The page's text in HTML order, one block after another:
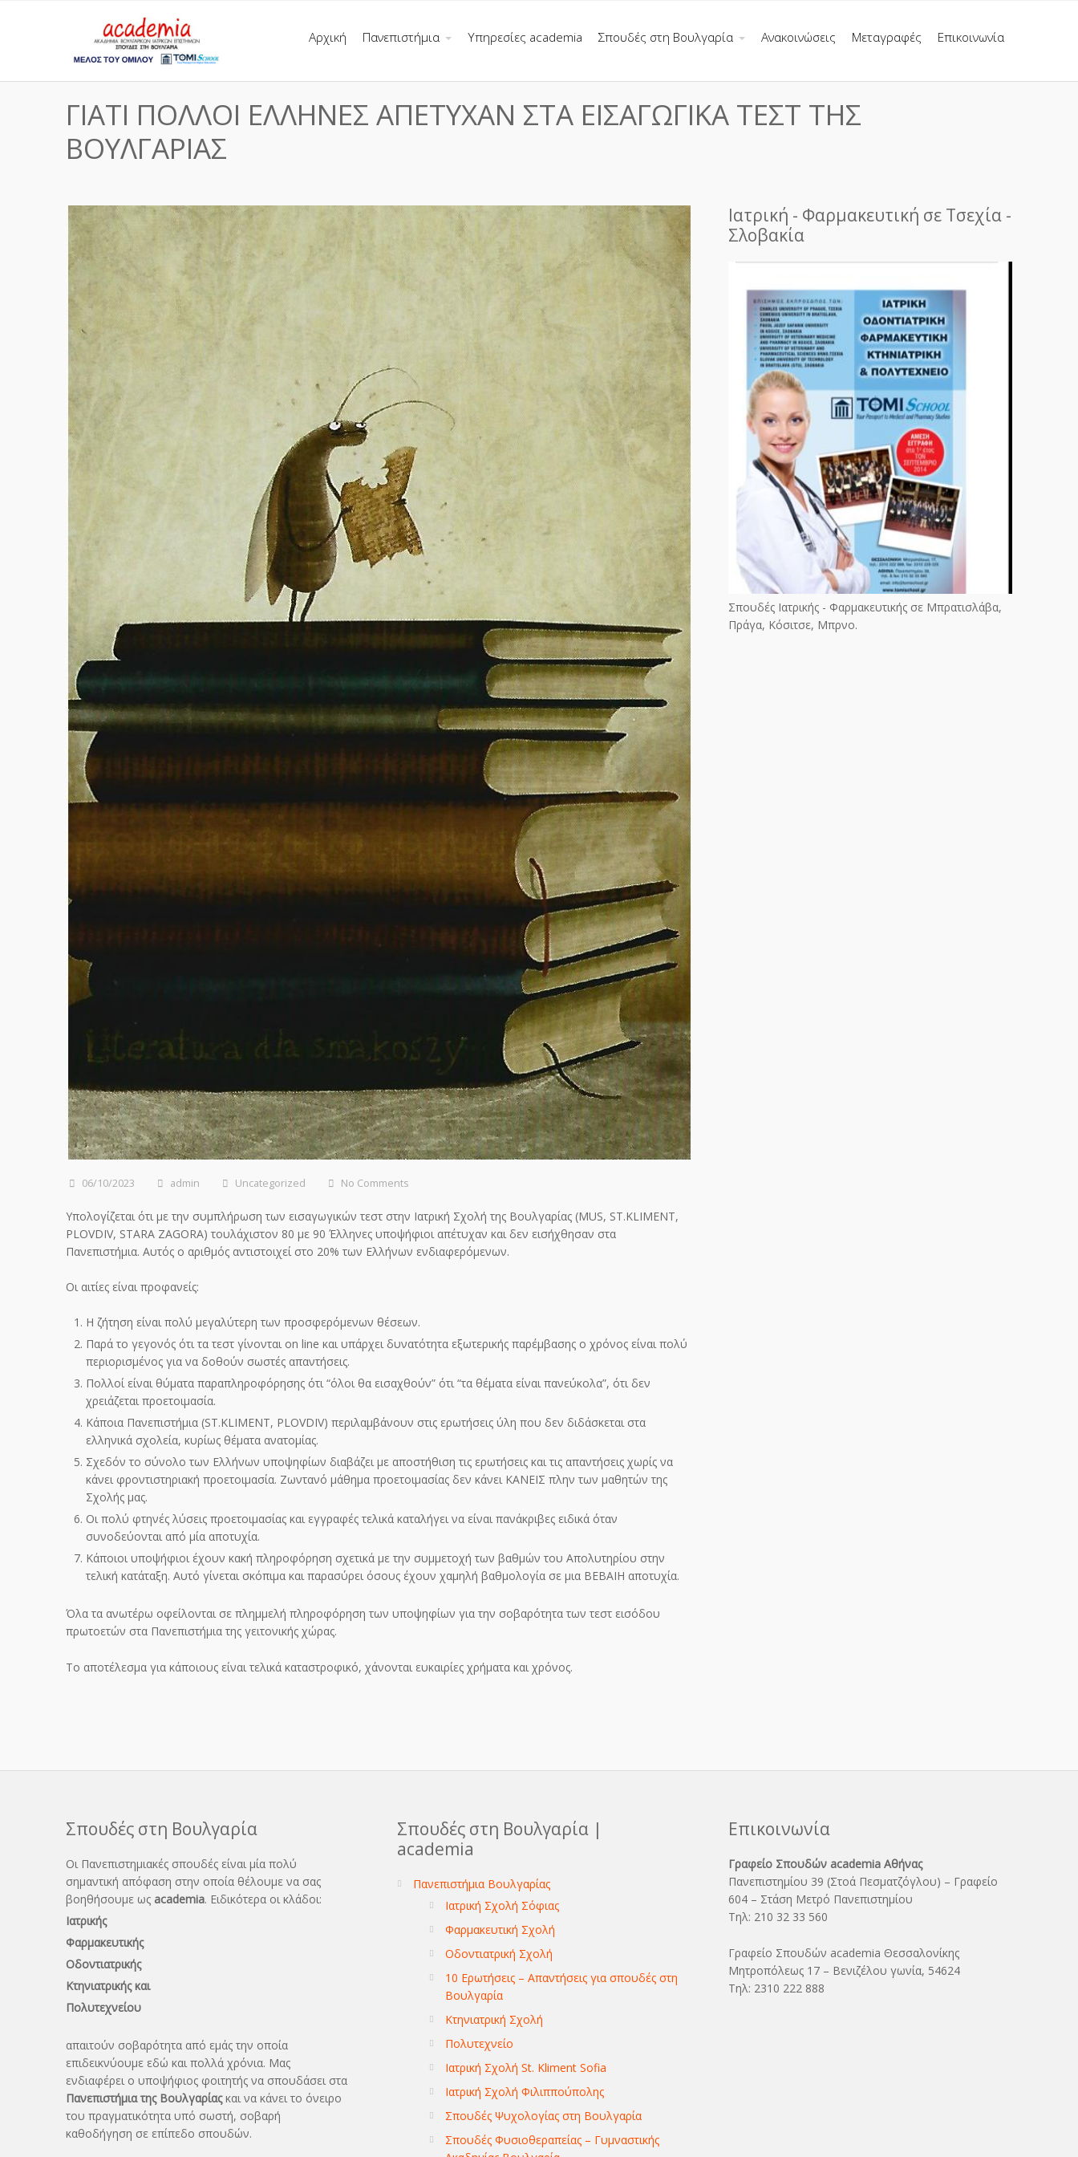
Αρχική Πανεπιστήμια Υπηρεσίες academia Σπουδές στη Βουλγαρία Ανακοινώσεις Μεταγραφές Επικοινωνία
ΓΙΑΤΙ ΠΟΛΛΟΙ ΕΛΛΗΝΕΣ ΑΠΕΤΥΧΑΝ ΣΤΑ ΕΙΣΑΓΩΓΙΚΑ ΤΕΣΤ ΤΗΣ
ΒΟΥΛΓΑΡΙΑΣ
06/10/2023 admin Uncategorized No Comments
Υπολογίζεται ότι με την συμπλήρωση των εισαγωγικών τεστ στην Ιατρική Σχολή της Βουλγαρίας (MUS, ST.KLIMENT,
PLOVDIV, STARA ZAGORA) τουλάχιστον 80 με 90 Έλληνες υποψήφιοι απέτυχαν και δεν εισήχθησαν στα
Πανεπιστήμια. Αυτός ο αριθμός αντιστοιχεί στο 20% των Ελλήνων ενδιαφερόμενων.
Οι αιτίες είναι προφανείς:
Η ζήτηση είναι πολύ μεγαλύτερη των προσφερόμενων θέσεων.
Παρά το γεγονός ότι τα τεστ γίνονται on line και υπάρχει δυνατότητα εξωτερικής παρέμβασης ο χρόνος είναι πολύ
περιορισμένος για να δοθούν σωστές απαντήσεις.
Πολλοί είναι θύματα παραπληροφόρησης ότι “όλοι θα εισαχθούν” ότι “τα θέματα είναι πανεύκολα”, ότι δεν
χρειάζεται προετοιμασία.
Κάποια Πανεπιστήμια (ST.KLIMENT, PLOVDIV) περιλαμβάνουν στις ερωτήσεις ύλη που δεν διδάσκεται στα
ελληνικά σχολεία, κυρίως θέματα ανατομίας.
Σχεδόν το σύνολο των Ελλήνων υποψηφίων διαβάζει με αποστήθιση τις ερωτήσεις και τις απαντήσεις χωρίς να
κάνει φροντιστηριακή προετοιμασία. Ζωντανό μάθημα προετοιμασίας δεν κάνει ΚΑΝΕΙΣ πλην των μαθητών της
Σχολής μας.
Οι πολύ φτηνές λύσεις προετοιμασίας και εγγραφές τελικά καταλήγει να είναι πανάκριβες ειδικά όταν
συνοδεύονται από μία αποτυχία.
Κάποιοι υποψήφιοι έχουν κακή πληροφόρηση σχετικά με την συμμετοχή των βαθμών του Απολυτηρίου στην
τελική κατάταξη. Αυτό γίνεται σκόπιμα και παρασύρει όσους έχουν χαμηλή βαθμολογία σε μια ΒΕΒΑΙΗ αποτυχία.
Όλα τα ανωτέρω οφείλονται σε πλημμελή πληροφόρηση των υποψηφίων για την σοβαρότητα των τεστ εισόδου
πρωτοετών στα Πανεπιστήμια της γειτονικής χώρας.
Το αποτέλεσμα για κάποιους είναι τελικά καταστροφικό, χάνονται ευκαιρίες χρήματα και χρόνος.
Ιατρική - Φαρμακευτική σε Τσεχία -
Σλοβακία
Σπουδές Ιατρικής - Φαρμακευτικής σε Μπρατισλάβα,
Πράγα, Κόσιτσε, Μπρνο.
Σπουδές στη Βουλγαρία
Οι Πανεπιστημιακές σπουδές είναι μία πολύ
σημαντική απόφαση στην οποία θέλουμε να σας
βοηθήσουμε ως academia. Ειδικότερα οι κλάδοι:
Ιατρικής
Φαρμακευτικής
Οδοντιατρικής
Κτηνιατρικής και
Πολυτεχνείου
απαιτούν σοβαρότητα από εμάς την οποία
επιδεικνύουμε εδώ και πολλά χρόνια. Μας
ενδιαφέρει ο υποψήφιος φοιτητής να σπουδάσει στα
Πανεπιστήμια της Βουλγαρίαςκαι να κάνει το όνειρo
του πραγματικότητα υπό σωστή, σοβαρή
καθοδήγηση σε επίπεδο σπουδών.
Σπουδές στη Βουλγαρία |
academia
Πανεπιστήμια Βουλγαρίας
Ιατρική Σχολή Σόφιας
Φαρμακευτική Σχολή
Οδοντιατρική Σχολή
10 Ερωτήσεις – Απαντήσεις για σπουδές στη
Βουλγαρία
Κτηνιατρική Σχολή
Πολυτεχνείο
Ιατρική Σχολή St. Kliment Sofia
Ιατρική Σχολή Φιλιππούπολης
Σπουδές Ψυχολογίας στη Βουλγαρία
Σπουδές Φυσιοθεραπείας – Γυμναστικής
Επικοινωνία
Γραφείο Σπουδών academia Αθήνας
Πανεπιστημίου 39 (Στοά Πεσματζόγλου) – Γραφείο
604 – Στάση Μετρό Πανεπιστημίου
Τηλ: 210 32 33 560
Γραφείο Σπουδών academia Θεσσαλονίκης
Μητροπόλεως 17 – Βενιζέλου γωνία, 54624
Τηλ: 2310 222 888